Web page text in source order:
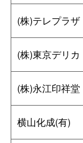
(株)テレプラザ
(株)東京デリカ
(株)永江印祥堂
横山化成(有)